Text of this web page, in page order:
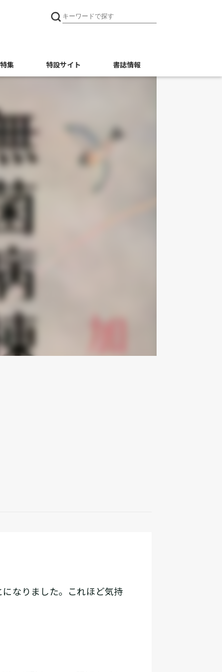
特集 特設サイト 書誌情報
なりました。これほど気持